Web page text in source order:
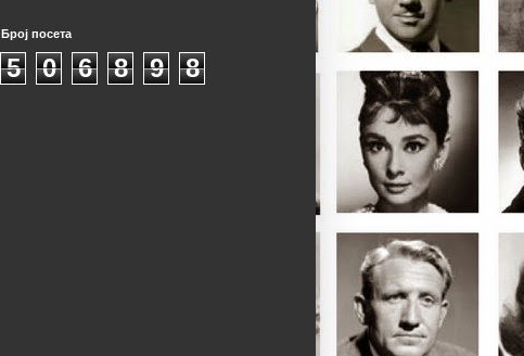
Број посета
5 0 6 8 9 8